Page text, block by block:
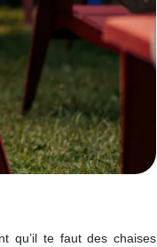
qu’il te faut des chaises